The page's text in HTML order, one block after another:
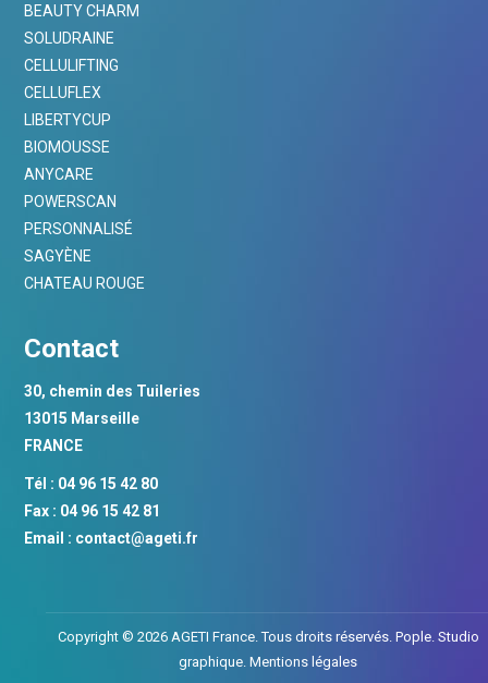
BEAUTY CHARM
SOLUDRAINE
CELLULIFTING
CELLUFLEX
LIBERTYCUP
BIOMOUSSE
ANYCARE
POWERSCAN
PERSONNALISÉ
SAGYÈNE
CHATEAU ROUGE
Contact
30, chemin des Tuileries
13015 Marseille
FRANCE
Tél : 04 96 15 42 80
Fax : 04 96 15 42 81
Email : contact@ageti.fr
Copyright © 2026 AGETI France. Tous droits réservés. Pople. Studio
graphique. Mentions légales